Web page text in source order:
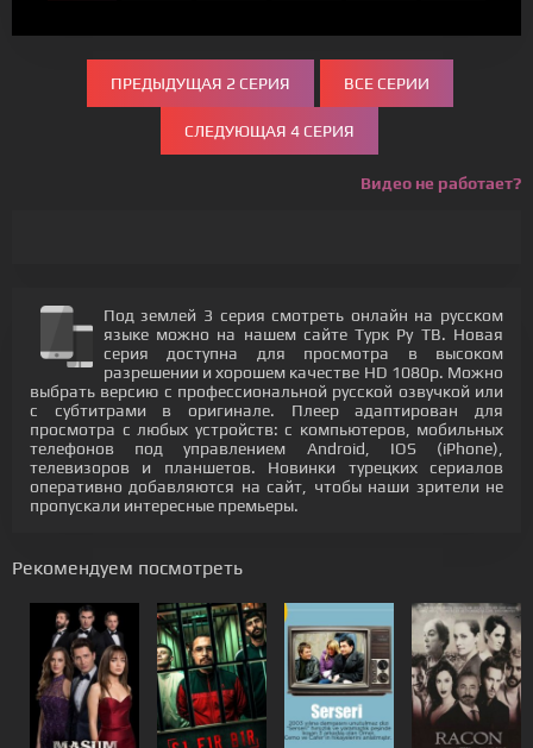
ПРЕДЫДУЩАЯ 2 СЕРИЯ ВСЕ СЕРИИ
СЛЕДУЮЩАЯ 4 СЕРИЯ
Видео не работает?
Под землей 3 серия смотреть онлайн на русском
языке можно на нашем сайте Турк Ру ТВ. Новая
серия доступна для просмотра в высоком
разрешении и хорошем качестве HD 1080p. Можно
выбрать версию с профессиональной русской озвучкой или
с субтитрами в оригинале. Плеер адаптирован для
просмотра с любых устройств: с компьютеров, мобильных
телефонов под управлением Android, IOS (iPhone),
телевизоров и планшетов. Новинки турецких сериалов
оперативно добавляются на сайт, чтобы наши зрители не
пропускали интересные премьеры.
Рекомендуем посмотреть